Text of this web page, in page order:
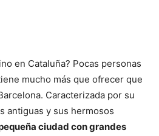
en Cataluña? Pocas personas
mucho más que ofrecer que
Caracterizada por su
antiguas y sus hermosos
ciudad con grandes